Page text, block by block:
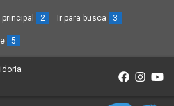
2 Ir para busca 3
5